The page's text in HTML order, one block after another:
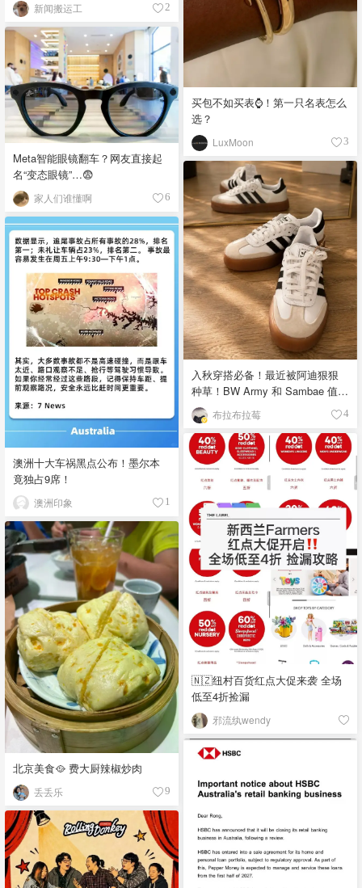
新闻搬运工 2
买包不如买表⌚️！第一只名表怎么
选？
LuxMoon 3
Meta智能眼镜翻车？网友直接起
名“变态眼镜”…😨
家人们谁懂啊 6
入秋穿搭必备！最近被阿迪狠狠
种草！BW Army 和 Sambae 值得
拥有！布拉布拉莓 4
澳洲十大车祸黑点公布！墨尔本
竟独占9席！
澳洲印象 1
🇳🇿纽村百货红点大促来袭 全场
低至4折捡漏
邪流纨wendy
北京美食🥘 费大厨辣椒炒肉
丢丢乐 9